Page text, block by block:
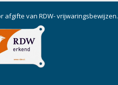
van RDW- vrijwaringsbewijzen.